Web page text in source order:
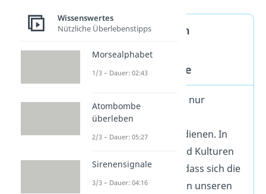
Feste Zeitangaben
verhindern
Missverständnisse
Die Tageszeiten sind nur
Zeitspannen, die als
Orientierungshilfe
dienen. In
anderen Ländern und Kulturen
kann es sogar sein, dass sich die
Tageszeiten ganz von unseren
Wissenswertes
Nützliche Überlebenstipps
Morsealphabet
1/3 – Dauer: 02:43
Atombombe
überleben
2/3 – Dauer: 05:27
Sirenensignale
3/3 – Dauer: 04:16